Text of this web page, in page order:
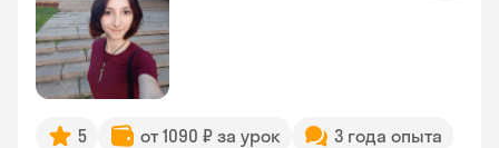
5 от 1090 ₽ за урок
3 года опыта